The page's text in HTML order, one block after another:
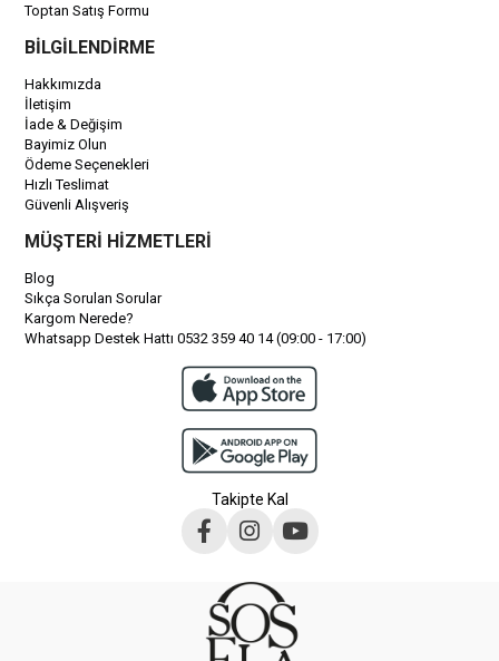
Toptan Satış Formu
BİLGİLENDİRME
Hakkımızda
İletişim
İade & Değişim
Bayimiz Olun
Ödeme Seçenekleri
Hızlı Teslimat
Güvenli Alışveriş
MÜŞTERİ HİZMETLERİ
Blog
Sıkça Sorulan Sorular
Kargom Nerede?
Whatsapp Destek Hattı 0532 359 40 14 (09:00 - 17:00)
Takipte Kal